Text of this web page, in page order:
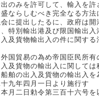
のみを許可して、輸入を
ならしむべき完全なる方
に提出したるに、政府は
特別輸出港及び限国輸出
及貨物輸出入の件に関す
貿易の為め帝国臣民所有
貨物の輸出入に関しては
の出入及貨物の輸出入を
九年四月一日より施行す
月二日勅令第三百十六号